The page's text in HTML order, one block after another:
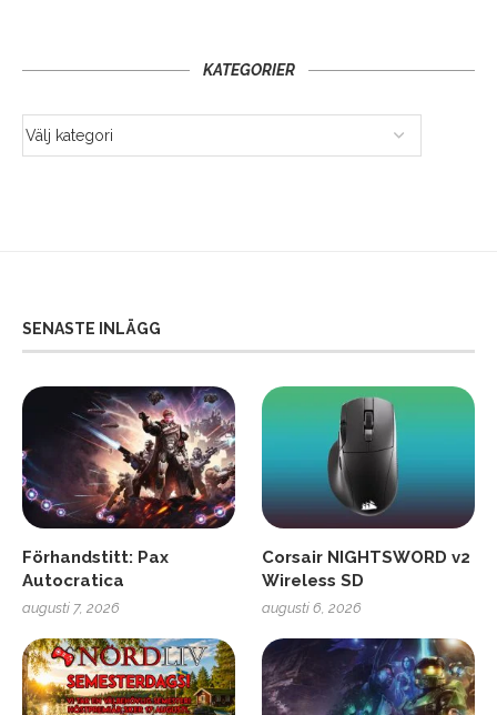
KATEGORIER
SENASTE INLÄGG
Förhandstitt: Pax
Autocratica
augusti 7, 2026
Corsair NIGHTSWORD v2
Wireless SD
augusti 6, 2026